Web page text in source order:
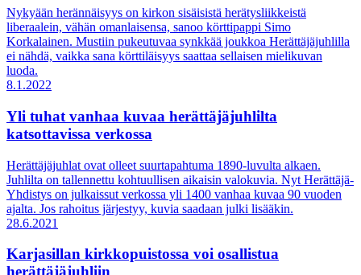
Nykyään herännäisyys on kirkon sisäisistä herätysliikkeistä
liberaalein, vähän omanlaisensa, sanoo körttipappi Simo
Korkalainen. Mustiin pukeutuvaa synkkää joukkoa Herättäjäjuhlilla
ei nähdä, vaikka sana körttiläisyys saattaa sellaisen mielikuvan
luoda.
8.1.2022
Yli tuhat vanhaa kuvaa herättäjäjuhlilta
katsottavissa verkossa
Herättäjäjuhlat ovat olleet suurtapahtuma 1890-luvulta alkaen.
Juhlilta on tallennettu kohtuullisen aikaisin valokuvia. Nyt Herättäjä-
Yhdistys on julkaissut verkossa yli 1400 vanhaa kuvaa 90 vuoden
ajalta. Jos rahoitus järjestyy, kuvia saadaan julki lisääkin.
28.6.2021
Karjasillan kirkkopuistossa voi osallistua
herättäjäjuhliin